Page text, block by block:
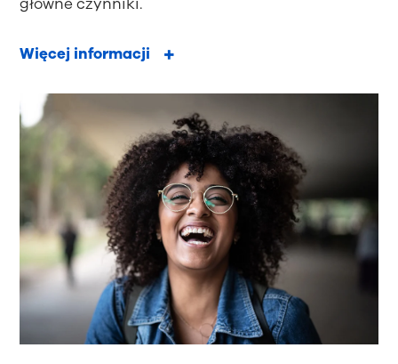
główne czynniki.
Więcej informacji